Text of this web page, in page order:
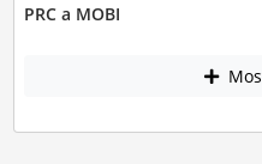
PRC a MOBI